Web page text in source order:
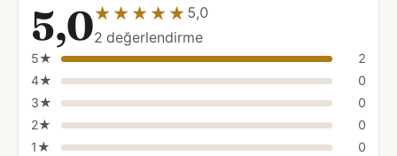
5,0★★★★★
★★★★★ 5,0
2 değerlendirme
5★
2
4★
0
3★
0
2★
0
1★
0